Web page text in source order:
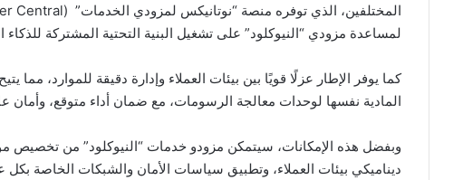
لمساعدة مزودي “النيوكلود” على تشغيل البنية التحتية المشتركة
كما يوفر الإطار عزلًا قويًا بين بيئات العملاء وإدارة دقيقة للموارد،
المادية نفسها لوحدات معالجة الرسومات، مع ضمان أداء متوقع، وأمان
وبفضل هذه الإمكانات، سيتمكن مزودو خدمات “النيوكلود” من تخصيص
ديناميكي بيئات العملاء، وتطبيق سياسات الأمان والشبكات الخاصة